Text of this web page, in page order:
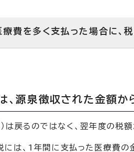
療費を多く支払った場合に、
、源泉徴収された金額か
は戻るのではなく、翌年度の税
には、1年間に支払った医療費の